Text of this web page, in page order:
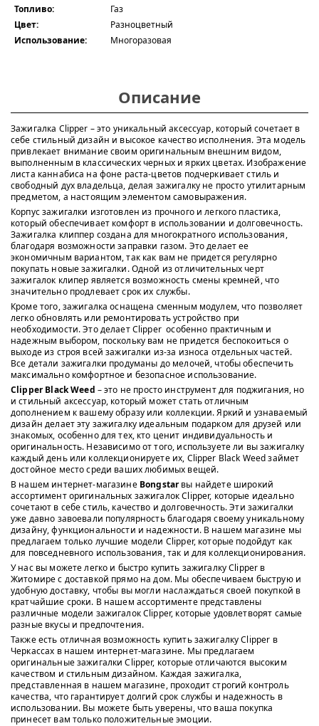
Топливо:
Газ
Цвет:
Разноцветный
Использование:
Многоразовая
Описание
Зажигалка Clipper – это уникальный аксессуар, который сочетает в
себе стильный дизайн и высокое качество исполнения. Эта модель
привлекает внимание своим оригинальным внешним видом,
выполненным в классических черных и ярких цветах. Изображение
листа каннабиса на фоне раста-цветов подчеркивает стиль и
свободный дух владельца, делая зажигалку не просто утилитарным
предметом, а настоящим элементом самовыражения.
Корпус зажигалки изготовлен из прочного и легкого пластика,
который обеспечивает комфорт в использовании и долговечность.
Зажигалка клиппер создана для многократного использования,
благодаря возможности заправки газом. Это делает ее
экономичным вариантом, так как вам не придется регулярно
покупать новые зажигалки. Одной из отличительных черт
зажигалок клипер является возможность смены кремней, что
значительно продлевает срок их службы.
Кроме того, зажигалка оснащена сменным модулем, что позволяет
легко обновлять или ремонтировать устройство при
необходимости. Это делает Clipper особенно практичным и
надежным выбором, поскольку вам не придется беспокоиться о
выходе из строя всей зажигалки из-за износа отдельных частей.
Все детали зажигалки продуманы до мелочей, чтобы обеспечить
максимально комфортное и безопасное использование.
Clipper Black Weed – это не просто инструмент для поджигания, но
и стильный аксессуар, который может стать отличным
дополнением к вашему образу или коллекции. Яркий и узнаваемый
дизайн делает эту зажигалку идеальным подарком для друзей или
знакомых, особенно для тех, кто ценит индивидуальность и
оригинальность. Независимо от того, используете ли вы зажигалку
каждый день или коллекционируете их, Clipper Black Weed займет
достойное место среди ваших любимых вещей.
В нашем интернет-магазине Bongstarвы найдете широкий
ассортимент оригинальных зажигалок Clipper, которые идеально
сочетают в себе стиль, качество и долговечность. Эти зажигалки
уже давно завоевали популярность благодаря своему уникальному
дизайну, функциональности и надежности. В нашем магазине мы
предлагаем только лучшие модели Clipper, которые подойдут как
для повседневного использования, так и для коллекционирования.
У нас вы можете легко и быстро купить зажигалку Clipper в
Житомире с доставкой прямо на дом. Мы обеспечиваем быструю и
удобную доставку, чтобы вы могли наслаждаться своей покупкой в
кратчайшие сроки. В нашем ассортименте представлены
различные модели зажигалок Clipper, которые удовлетворят самые
разные вкусы и предпочтения.
Также есть отличная возможность купить зажигалку Clipper в
Черкассах в нашем интернет-магазине. Мы предлагаем
оригинальные зажигалки Clipper, которые отличаются высоким
качеством и стильным дизайном. Каждая зажигалка,
представленная в нашем магазине, проходит строгий контроль
качества, что гарантирует долгий срок службы и надежность в
использовании. Вы можете быть уверены, что ваша покупка
принесет вам только положительные эмоции.